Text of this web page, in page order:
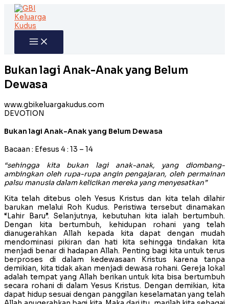
Skip
content
Bukan lagi Anak-Anak yang Belum
Dewasa
www.gbikeluargakudus.com
DEVOTION
Bukan lagi Anak-Anak yang Belum Dewasa
Bacaan : Efesus 4 : 13 – 14
“sehingga kita bukan lagi anak-anak, yang diombang-
ambingkan oleh rupa-rupa angin pengajaran, oleh permainan
palsu manusia dalam kelicikan mereka yang menyesatkan”
Kita telah ditebus oleh Yesus Kristus dan kita telah dilahir
barukan melalui Roh Kudus. Peristiwa tersebut dinamakan
“Lahir Baru”. Selanjutnya, kebutuhan kita ialah bertumbuh.
Dengan kita bertumbuh, kehidupan rohani yang telah
dianugerahkan Allah kepada kita dapat dengan mudah
mendominasi pikiran dan hati kita sehingga tindakan kita
menjadi benar di hadapan Allah. Penting bagi kita untuk terus
berproses di dalam kedewasaan Kristus karena tanpa
demikian, kita tidak akan menjadi dewasa rohani. Gereja lokal
adalah tempat yang Allah berikan untuk kita bisa bertumbuh
secara rohani di dalam Yesus Kristus. Dengan demikian, kita
dapat hidup sesuai dengan panggilan keselamatan yang telah